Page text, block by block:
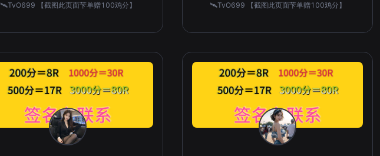
🛰️TvO699 【截图此页面芐单赠100鸡分】 🛰️TvO699 【截图此页面芐单赠100鸡分】